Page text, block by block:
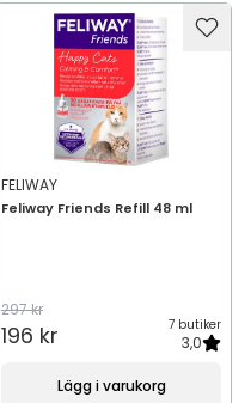
FELIWAY
Feliway Friends Refill 48 ml
297 kr
196 kr 7 butiker
3,0
Lägg i varukorg